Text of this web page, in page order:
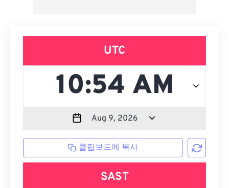
UTC
클립보드에 복사
SAST